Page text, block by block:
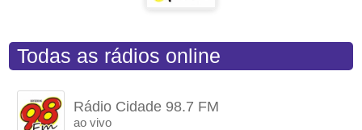
Todas as rádios online
Rádio Cidade 98.7 FM
ao vivo